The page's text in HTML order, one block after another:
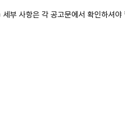
부 사항은 각 공고문에서 확인하셔야